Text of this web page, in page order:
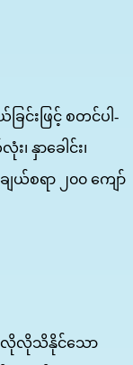
ခြင်းဖြင့် စတင်ပါ-
နှာခေါင်း၊
ချယ်စရာ ၂၀၀ ကျော်
လိုလိုသိနိုင်သော